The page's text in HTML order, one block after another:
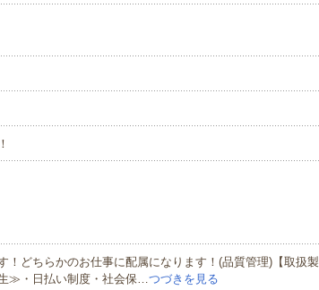
！どちらかのお仕事に配属になります！(品質管理)【取扱製
≫・日払い制度・社会保…つづきを見る